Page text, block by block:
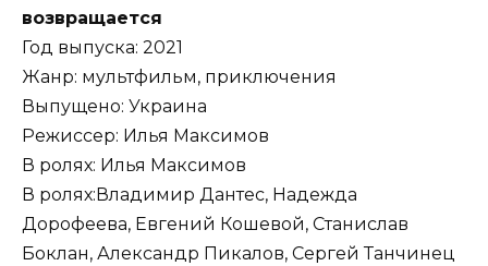
возвращается
Год выпуска: 2021
Жанр: мультфильм, приключения
Выпущено: Украина
Режиссер: Илья Максимов
В ролях: Илья Максимов
В ролях:Владимир Дантес, Надежда
Дорофеева, Евгений Кошевой, Станислав
Боклан, Александр Пикалов, Сергей Танчинец